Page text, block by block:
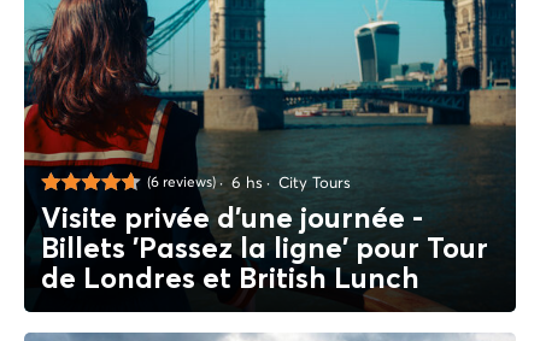
(6 reviews) 6 hs City Tours
Visite privée d'une journée -
Billets 'Passez la ligne' pour Tour
de Londres et British Lunch